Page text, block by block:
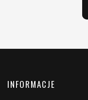
INFORMACJE